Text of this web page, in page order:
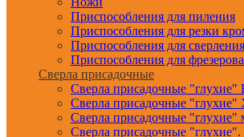
Приспособления для пиления
Приспособления для резки
Приспособления для сверления
Приспособления для
Сверла присадочные
Сверла присадочные "глухие"
Сверла присадочные "глухие"
Сверла присадочные "глухие"
Сверла присадочные